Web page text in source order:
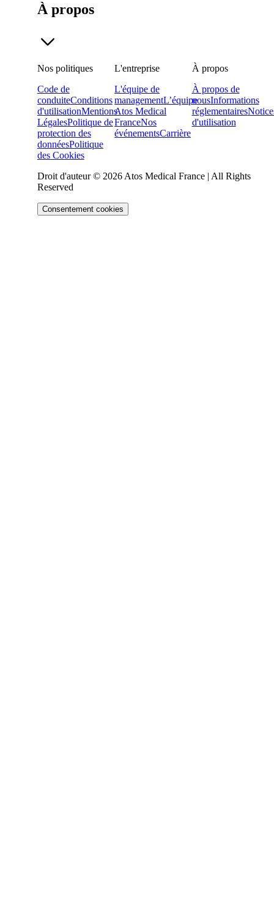
À propos
Nos politiques
Code de
conduiteConditions
d'utilisationMentions
LégalesPolitique de
protection des
donnéesPolitique
des Cookies
L'entreprise
L'équipe de
managementL’équipe
Atos Medical
FranceNos
événementsCarrière
À propos
À propos de
nousInformations
réglementaires
d'utilisation
Droit d'auteur © 2026 Atos Medical France | All Rights
Reserved
Consentement cookies